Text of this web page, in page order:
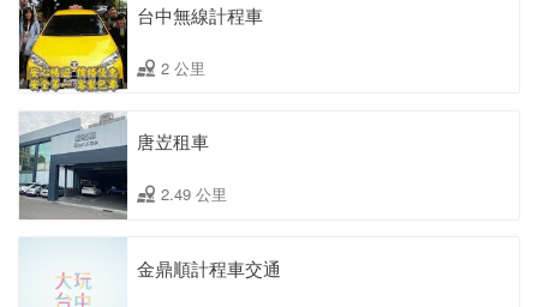
台中無線計程車
2 公里
唐岦租車
2.49 公里
金鼎順計程車交通